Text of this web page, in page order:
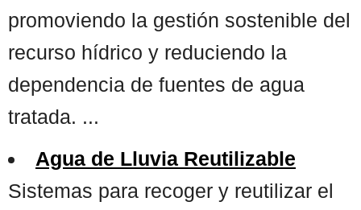
promoviendo la gestión sostenible del
recurso hídrico y reduciendo la
dependencia de fuentes de agua
tratada. ...
Agua de Lluvia Reutilizable
Sistemas para recoger y reutilizar el